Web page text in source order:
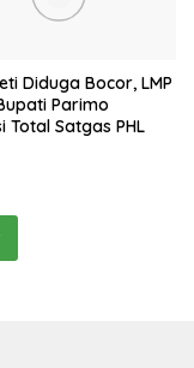
Diduga Bocor, LMP
Parimo
Total Satgas PHL